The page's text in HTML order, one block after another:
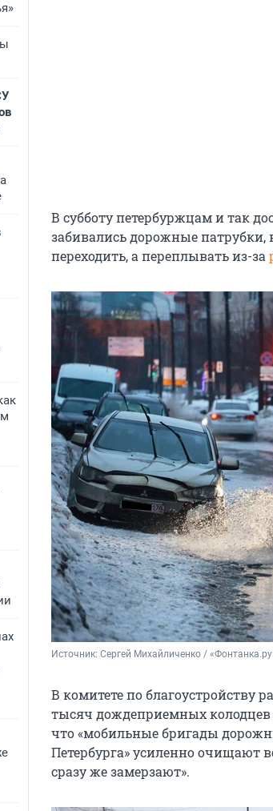
В субботу петербуржцам и так
забивались дорожные патрубки,
переходить, а переплывать из-за
Источник: Сергей Михайличенко /
В комитете по благоустройству
тысяч дождеприемных колодцев
что «мобильные бригады
Петербурга» усиленно очищают
сразу же замерзают».